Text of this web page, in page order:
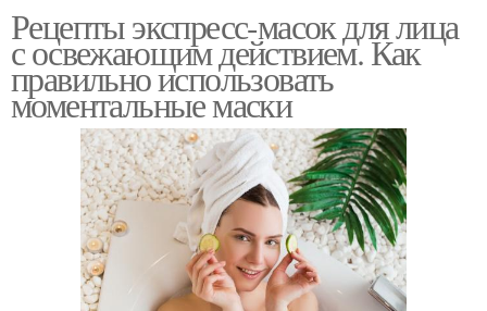
Рецепты экспресс-масок для лица
с освежающим действием. Как
правильно использовать
моментальные маски